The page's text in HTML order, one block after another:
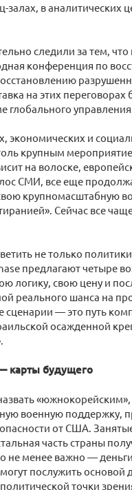
в аналитических
следили за тем,
конференция по
на этих
глобального
экономических и
крупным
на волоске,
СМИ, все еще
крупномасштабную
Сейчас все
не только
предлагают четыре
логику, свою цену и
реального шанса на
сценарии — это путь
осажденной
карты будущего
«южнокорейским»,
военную поддержку,
от США.
часть страны
не менее важно —
послужить основой
точки